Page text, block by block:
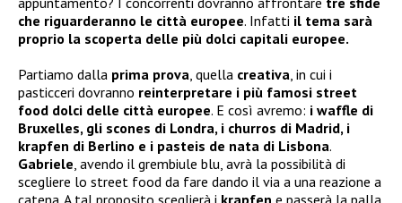
che riguarderanno le città europee. Infatti il tema sarà
proprio la scoperta delle più dolci capitali europee.
Partiamo dalla prima prova, quella creativa, in cui i
pasticceri dovranno reinterpretare i più famosi street
food dolci delle città europee. E così avremo: i waffle di
Bruxelles, gli scones di Londra, i churros di Madrid, i
krapfen di Berlino e i pasteis de nata di Lisbona.
Gabriele, avendo il grembiule blu, avrà la possibilità di
scegliere lo street food da fare dando il via a una reazione a